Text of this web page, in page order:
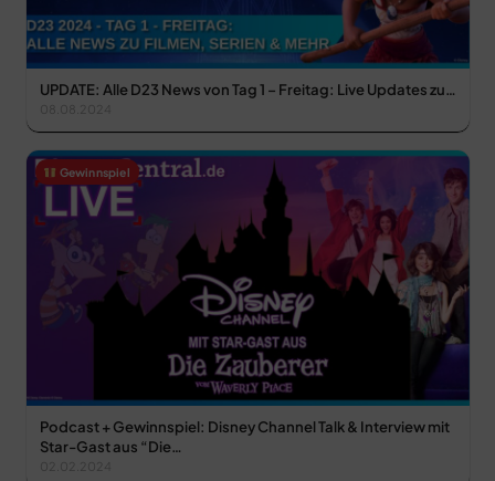
UPDATE: Alle D23 News von Tag 1 – Freitag: Live Updates zu…
08.08.2024
Gewinnspiel
Podcast + Gewinnspiel: Disney Channel Talk & Interview mit
Star-Gast aus “Die…